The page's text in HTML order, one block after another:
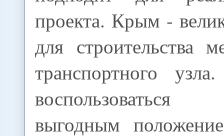
проекта. Крым -
для строительства
транспортного
воспользоваться
выгодным